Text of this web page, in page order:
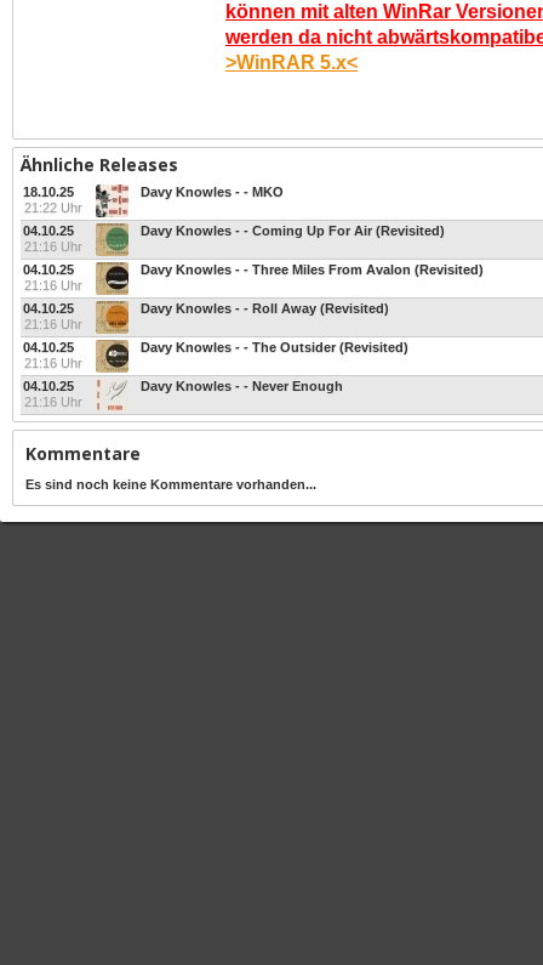
können mit alten WinRar
werden da nicht
>WinRAR 5.x<
Ähnliche Releases
18.10.25
21:22 Uhr
Davy Knowles - - MKO
04.10.25
21:16 Uhr
Davy Knowles - - Coming Up For Air (Revisited)
04.10.25
21:16 Uhr
Davy Knowles - - Three Miles From Avalon (Revisited)
04.10.25
21:16 Uhr
Davy Knowles - - Roll Away (Revisited)
04.10.25
21:16 Uhr
Davy Knowles - - The Outsider (Revisited)
04.10.25
21:16 Uhr
Davy Knowles - - Never Enough
Kommentare
Es sind noch keine Kommentare vorhanden...